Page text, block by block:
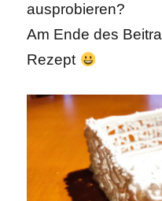
ausprobieren?
Am Ende des
Rezept